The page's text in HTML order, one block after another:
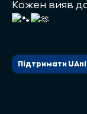
Кожен вияв
Підтримати